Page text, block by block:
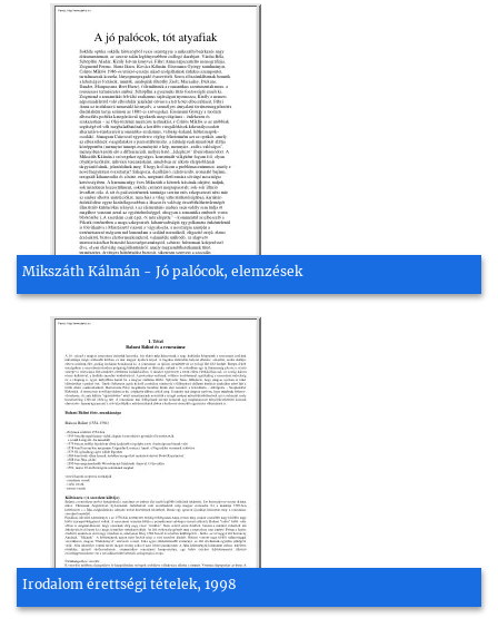
Mikszáth Kálmán - Jó palócok, elemzések
Irodalom érettségi tételek, 1998